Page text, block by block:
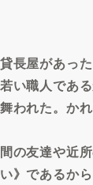
長屋があっ
い職人であ
われた。か
の友達や近
》であるか